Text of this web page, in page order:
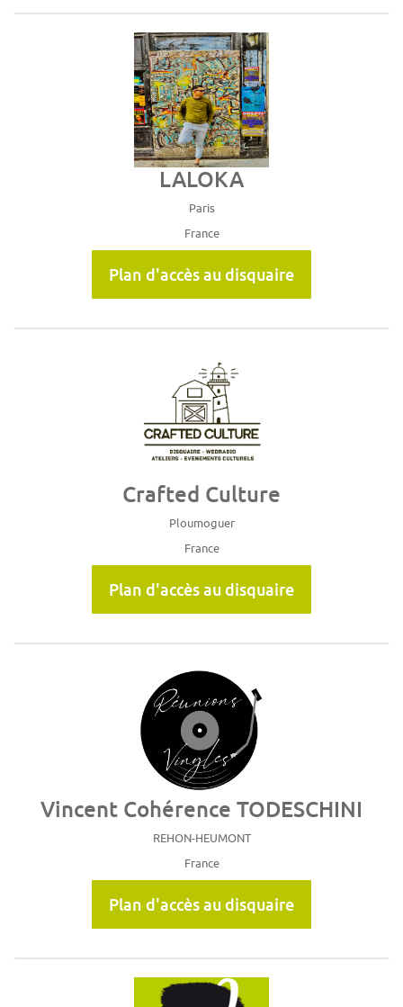
LALOKA
Paris
France
Plan d'accès au disquaire
Crafted Culture
Ploumoguer
France
Plan d'accès au disquaire
Vincent Cohérence TODESCHINI
REHON-HEUMONT
France
Plan d'accès au disquaire